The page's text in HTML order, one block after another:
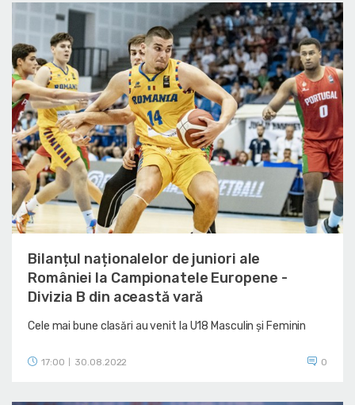
Bilanțul naționalelor de juniori ale
României la Campionatele Europene -
Divizia B din această vară
Cele mai bune clasări au venit la U18 Masculin și Feminin
17:00 30.08.2022 0